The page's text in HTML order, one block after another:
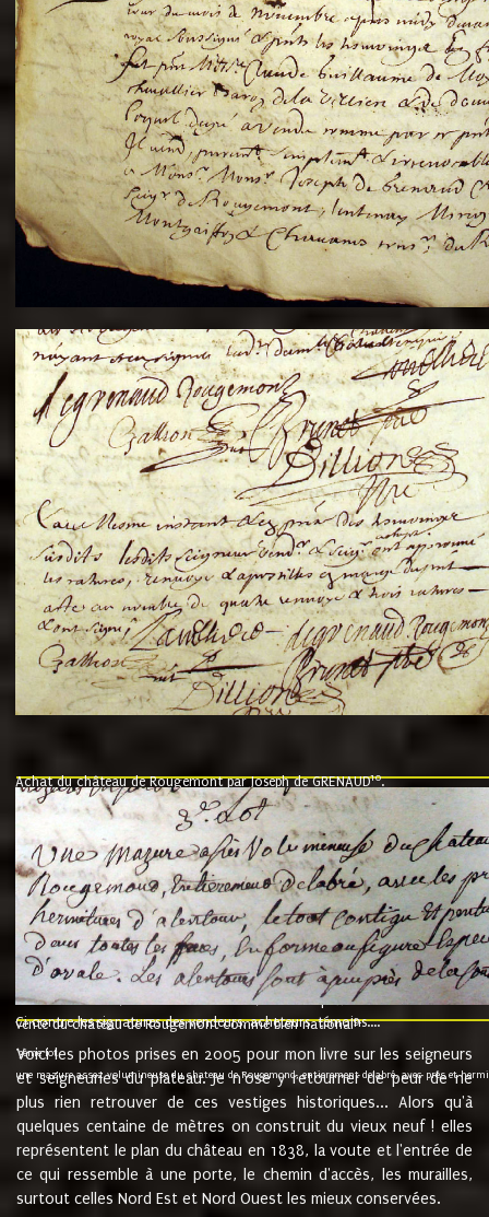
Achat du château de Rougemont par Joseph de GRENAUD10.
"l'an mil six cent soixante treze le ving neuvième jour du mois de
nommé fut présent Messire Claude Guillaume de Moyriat chevalier baron
vend, purement simplement et irrevocablement a monseigneur monsieur
et chavannes conseiller du roy au parlement de Bourgogne, present et
que le dit seigneur Baron de la Vellière a sur ses hommes, indivisables et
de la Velliere tout ainsi et comme le dit seigneur Baron et ses
présent......"
suivent les rentes, donation des terriers, etc... au prix de 880 livre louis
Ci contre les signatures des vendeurs, acheteurs, témoins....
vente du château de Rougemont comme bien national9.
"3ème lot
une mazure assez volumineuse du chateau de Rougemond, entierement delabré, avec près et
Voici les photos prises en 2005 pour mon livre sur les seigneurs
et seigneuries du plateau. Je n'ose y retourner de peur de ne
plus rien retrouver de ces vestiges historiques... Alors qu'à
quelques centaine de mètres on construit du vieux neuf ! elles
représentent le plan du château en 1838, la voute et l'entrée de
ce qui ressemble à une porte, le chemin d'accès, les murailles,
surtout celles Nord Est et Nord Ouest les mieux conservées.